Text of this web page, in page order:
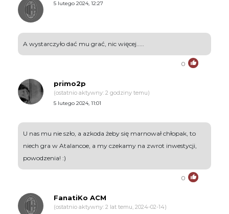
5 lutego 2024, 12:27
A wystarczyło dać mu grać, nic więcej.....
0
primo2p
(ostatnio aktywny: 2 godziny temu)
5 lutego 2024, 11:01
U nas mu nie szło, a azkoda żeby się marnował chłopak, to
niech gra w Atalancoe, a my czekamy na zwrot inwestycji,
powodzenia! :)
0
FanatiKo ACM
(ostatnio aktywny: 2 lat temu, 2024-02-14)